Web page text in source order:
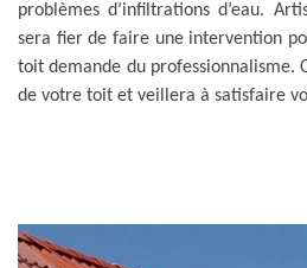
problèmes d’infiltrations d’eau.
sera fier de faire une intervention
toit demande du professionnalisme.
de votre toit et veillera à satisfaire